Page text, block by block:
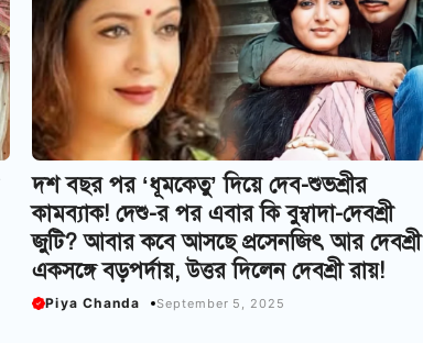
দশ বছর পর ‘ধূমকেতু’ দিয়ে দেব-শুভশ্রীর
কামব্যাক! দেশু-র পর এবার কি বুম্বাদা-দেবশ্রী
জুটি? আবার কবে আসছে প্রসেনজিৎ আর দেবশ্রী
একসঙ্গে বড়পর্দায়, উত্তর দিলেন দেবশ্রী রায়!
Piya Chanda September 5, 2025